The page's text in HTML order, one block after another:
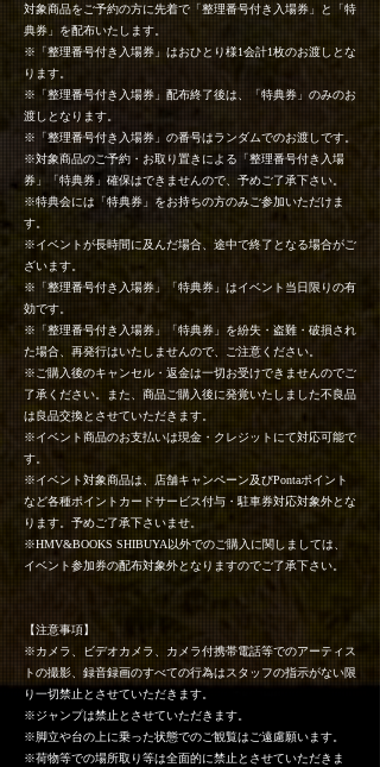
対象商品をご予約の方に先着で「整理番号付き入場券」と「特
典券」を配布いたします。
※「整理番号付き入場券」はおひとり様1会計1枚のお渡しとな
ります。
※「整理番号付き入場券」配布終了後は、「特典券」のみのお
渡しとなります。
※「整理番号付き入場券」の番号はランダムでのお渡しです。
※対象商品のご予約・お取り置きによる「整理番号付き入場
券」「特典券」確保はできませんので、予めご了承下さい。
※特典会には「特典券」をお持ちの方のみご参加いただけま
す。
※イベントが長時間に及んだ場合、途中で終了となる場合がご
ざいます。
※「整理番号付き入場券」「特典券」はイベント当日限りの有
効です。
※「整理番号付き入場券」「特典券」を紛失・盗難・破損され
た場合、再発行はいたしませんので、ご注意ください。
※ご購入後のキャンセル・返金は一切お受けできませんのでご
了承ください。また、商品ご購入後に発覚いたしました不良品
は良品交換とさせていただきます。
※イベント商品のお支払いは現金・クレジットにて対応可能で
す。
※イベント対象商品は、店舗キャンペーン及びPontaポイント
など各種ポイントカードサービス付与・駐車券対応対象外とな
ります。予めご了承下さいませ。
※HMV&BOOKS SHIBUYA以外でのご購入に関しましては、
イベント参加券の配布対象外となりますのでご了承下さい。
【注意事項】
※カメラ、ビデオカメラ、カメラ付携帯電話等でのアーティス
トの撮影、録音録画のすべての行為はスタッフの指示がない限
り一切禁止とさせていただきます。
※ジャンプは禁止とさせていただきます。
※脚立や台の上に乗った状態でのご観覧はご遠慮願います。
※荷物等での場所取り等は全面的に禁止とさせていただきま